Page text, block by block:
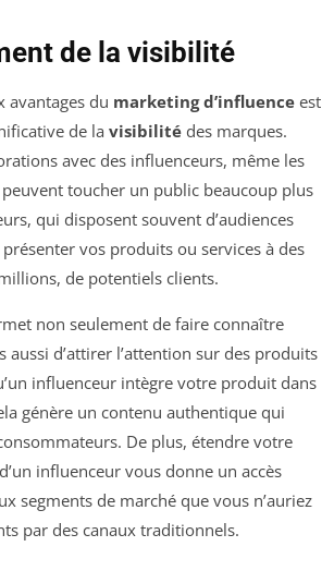
de la visibilité
avantages du marketing d’influence est
de la visibilité des marques.
avec des influenceurs, même les
toucher un public beaucoup plus
qui disposent souvent d’audiences
vos produits ou services à des
de potentiels clients.
non seulement de faire connaître
aussi d’attirer l’attention sur des produits
influenceur intègre votre produit dans
génère un contenu authentique qui
De plus, étendre votre
influenceur vous donne un accès
segments de marché que vous n’auriez
par des canaux traditionnels.